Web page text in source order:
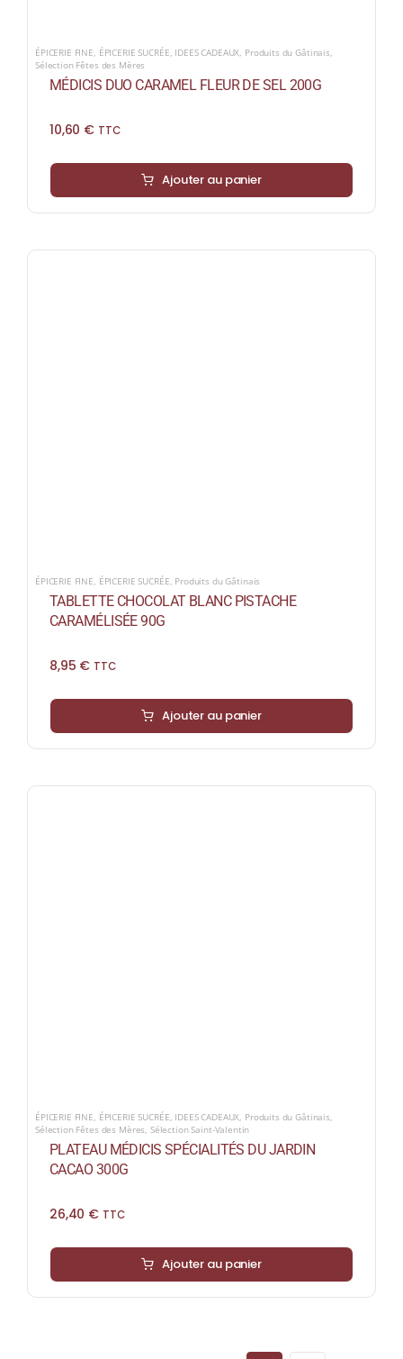
ÉPICERIE FINE ÉPICERIE SUCRÉE IDEES CADEAUX Produits du Gâtinais
Sélection Fêtes des Mères
MÉDICIS DUO CARAMEL FLEUR DE SEL 200G
10,60 € TTC
Ajouter au panier
ÉPICERIE FINE ÉPICERIE SUCRÉE Produits du Gâtinais
TABLETTE CHOCOLAT BLANC PISTACHE
CARAMÉLISÉE 90G
8,95 € TTC
Ajouter au panier
ÉPICERIE FINE ÉPICERIE SUCRÉE IDEES CADEAUX Produits du Gâtinais
Sélection Fêtes des Mères Sélection Saint-Valentin
PLATEAU MÉDICIS SPÉCIALITÉS DU JARDIN
CACAO 300G
26,40 € TTC
Ajouter au panier